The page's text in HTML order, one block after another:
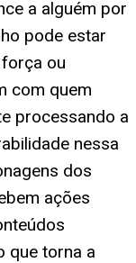
a alguém por
pode estar
ou
com quem
processando a
nessa
dos
ações
que torna a